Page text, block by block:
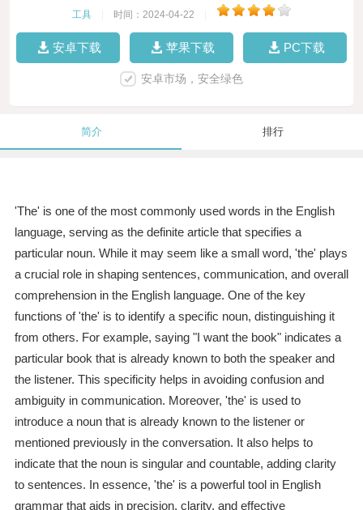
工具 时间：2024-04-22
安卓下载 苹果下载 PC下载
安卓市场，安全绿色
简介 排行
'The' is one of the most commonly used words in the English
language, serving as the definite article that specifies a
particular noun. While it may seem like a small word, 'the' plays
a crucial role in shaping sentences, communication, and overall
comprehension in the English language. One of the key
functions of 'the' is to identify a specific noun, distinguishing it
from others. For example, saying "I want the book" indicates a
particular book that is already known to both the speaker and
the listener. This specificity helps in avoiding confusion and
ambiguity in communication. Moreover, 'the' is used to
introduce a noun that is already known to the listener or
mentioned previously in the conversation. It also helps to
indicate that the noun is singular and countable, adding clarity
to sentences. In essence, 'the' is a powerful tool in English
grammar that aids in precision, clarity, and effective